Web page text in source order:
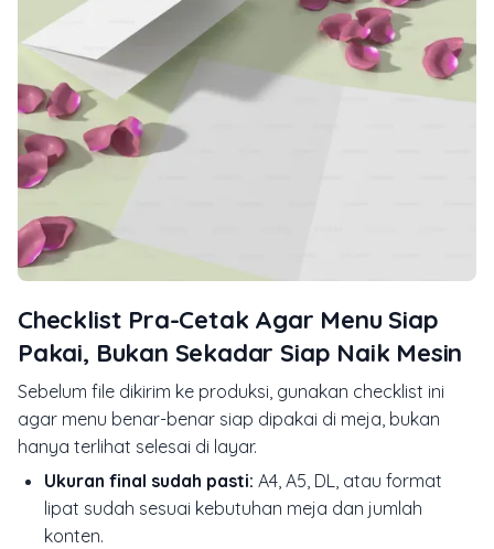
Checklist Pra-Cetak Agar Menu Siap
Pakai, Bukan Sekadar Siap Naik Mesin
Sebelum file dikirim ke produksi, gunakan checklist ini
agar menu benar-benar siap dipakai di meja, bukan
hanya terlihat selesai di layar.
Ukuran final sudah pasti: A4, A5, DL, atau format
lipat sudah sesuai kebutuhan meja dan jumlah
konten.